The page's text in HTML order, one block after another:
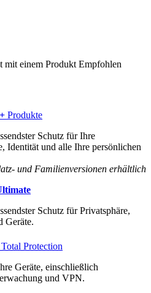
mit einem Produkt Empfohlen
+ Produkte
Schutz für Ihre
Identität und alle Ihre persönlichen
und Familienversionen erhältlich
Schutz für Privatsphäre,
Geräte.
Protection
Geräte, einschließlich
und VPN.